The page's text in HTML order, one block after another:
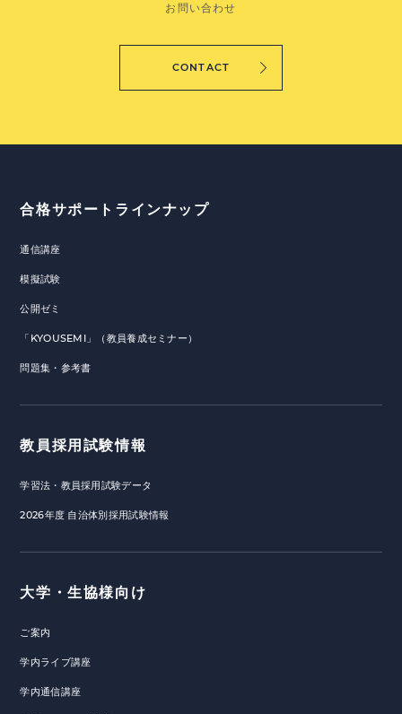
お問い合わせ
CONTACT
合格サポートラインナップ
通信講座
模擬試験
公開ゼミ
「KYOUSEMI」（教員養成セミナー）
問題集・参考書
教員採用試験情報
学習法・教員採用試験データ
2026年度 自治体別採用試験情報
大学・生協様向け
ご案内
学内ライブ講座
学内通信講座